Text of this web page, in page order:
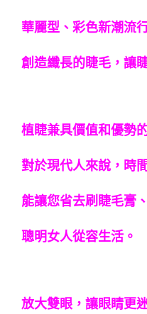
華麗型、彩色新潮流
創造纖長的睫毛，讓
植睫兼具價值和優勢
對於現代人來說，時
能讓您省去刷睫毛膏
聰明女人從容生活。
放大雙眼，讓眼睛更